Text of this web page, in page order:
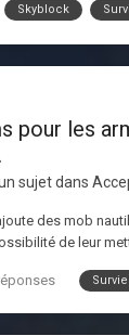
Skyblock
pour les
sujet dans
des mob
de leur
qui en soit estSurvie